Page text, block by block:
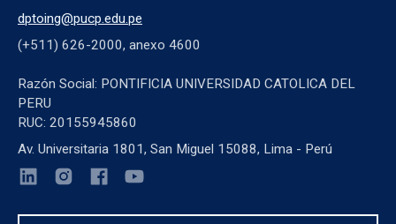
dptoing@pucp.edu.pe
(+511) 626-2000, anexo 4600
Razón Social: PONTIFICIA UNIVERSIDAD CATOLICA DEL
PERU
RUC: 20155945860
Av. Universitaria 1801, San Miguel 15088, Lima - Perú